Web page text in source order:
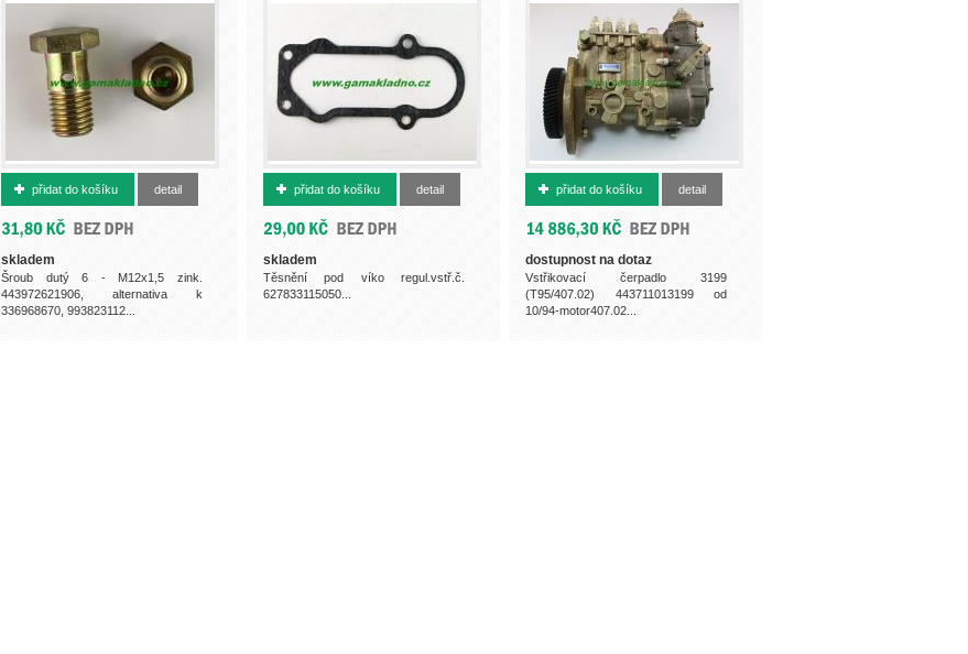
754961670
přidat do košíku detail
skladem
Šroub dutý 6 - M12x1,5 zink.
443972621906, alternativa k
336968670, 993823112...
754962851
přidat do košíku detail
skladem
Těsnění pod víko regul.vstř.č.
627833115050...
363961051
přidat do košíku detail
dostupnost na dotaz
Vstřikovací čerpadlo 3199
(T95/407.02) 443711013199 od
10/94-motor407.02...